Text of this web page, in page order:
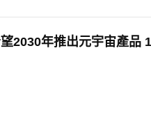
2030年推出元宇宙產品